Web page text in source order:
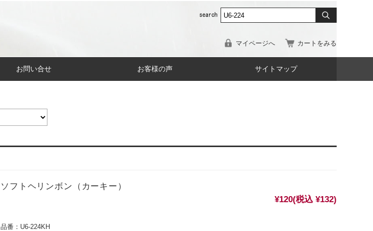
マイページへ カートをみる
お問い合せ お客様の声 サイトマップ
ソフトヘリンボン（カーキー）
¥120(税込 ¥132)
品番：U6-224KH